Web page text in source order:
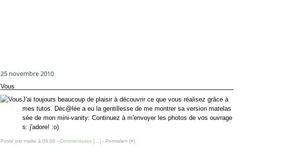
25 novembre 2010
Vous
J'ai toujours beaucoup de plaisir à découvrir ce que vous réalisez grâce à
mes tutos. Déc@lée a eu la gentillesse de me montrer sa version matelas
sée de mon mini-vanity: Continuez à m'envoyer les photos de vos ouvrage
s: j'adore! :o)
Posté par malile à 08:00 - Commentaires [ ] - Permalien [#]